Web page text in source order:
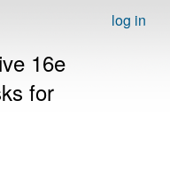
log in
16e
for